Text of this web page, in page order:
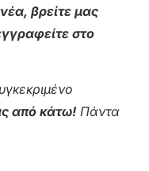
βρείτε μας
στο
από κάτω! Πάντα